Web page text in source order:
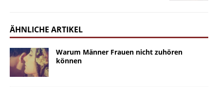
ÄHNLICHE ARTIKEL
Warum Männer Frauen nicht zuhören
können